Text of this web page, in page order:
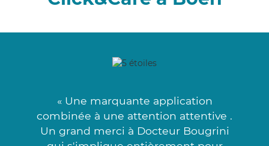
« Une marquante application
combinée à une attention attentive .
Un grand merci à Docteur Bougrini